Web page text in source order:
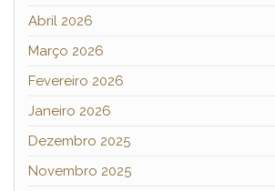
Abril 2026
Março 2026
Fevereiro 2026
Janeiro 2026
Dezembro 2025
Novembro 2025